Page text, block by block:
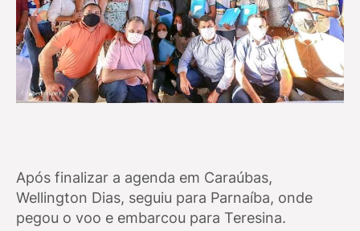
Após finalizar a agenda em Caraúbas,
Wellington Dias, seguiu para Parnaíba, onde
pegou o voo e embarcou para Teresina.